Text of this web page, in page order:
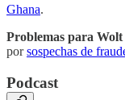
Ghana.
Problemas para Wolt
porsospechas de
Podcast